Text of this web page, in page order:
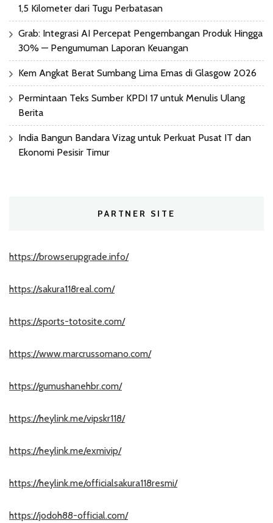
1,5 Kilometer dari Tugu Perbatasan
Grab: Integrasi AI Percepat Pengembangan Produk Hingga
30% — Pengumuman Laporan Keuangan
Kem Angkat Berat Sumbang Lima Emas di Glasgow 2026
Permintaan Teks Sumber KPDI 17 untuk Menulis Ulang
Berita
India Bangun Bandara Vizag untuk Perkuat Pusat IT dan
Ekonomi Pesisir Timur
PARTNER SITE
https://browserupgrade.info/
https://sakura118real.com/
https://sports-totosite.com/
https://www.marcrussomano.com/
https://gumushanehbr.com/
https://heylink.me/vipskr118/
https://heylink.me/exmivip/
https://heylink.me/officialsakura118resmi/
https://jodoh88-official.com/